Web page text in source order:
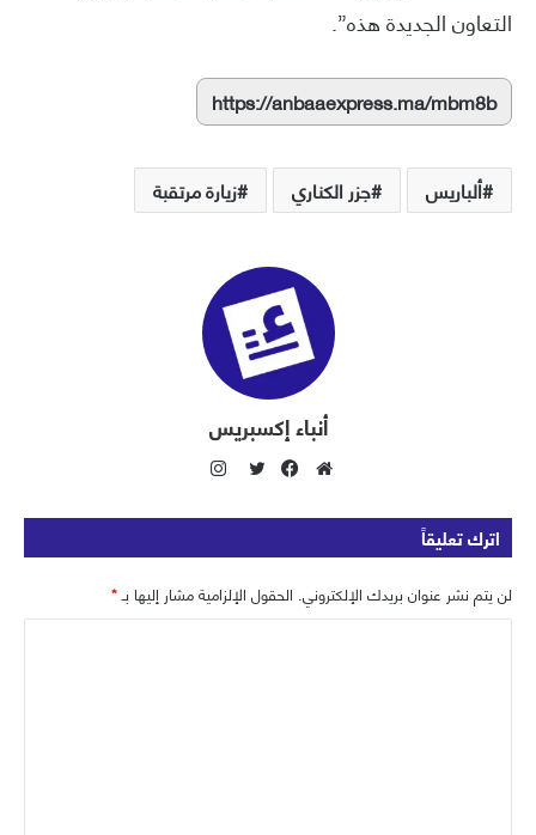
التعاون الجديدة هذه”.
https://anbaaexpress.ma/mbm8b
ألباريس جزر الكناري زيارة مرتقبة
أنباء إكسبريس
و
ق
ع
ا
ي
س
و
و
ي
ر
س
ت
ق
ر
اترك تعليقاً
لن يتم نشر عنوان بريدك الإلكتروني. الحقول الإلزامية مشار إليها بـ*